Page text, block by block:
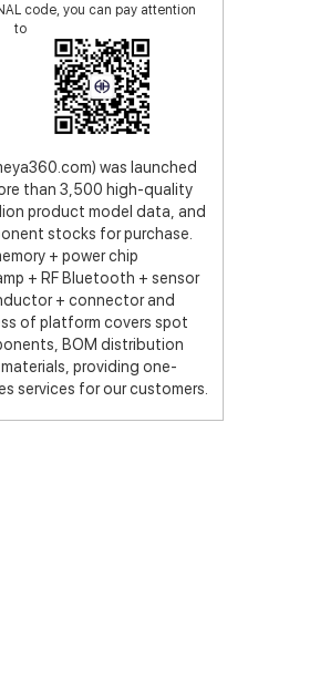
code, you can pay attention
to
was launched
than 3,500 high-quality
product model data, and
stocks for purchase.
+ power chip
+ RF Bluetooth + sensor
+ connector and
of platform covers spot
BOM distribution
providing one-
services for our customers.